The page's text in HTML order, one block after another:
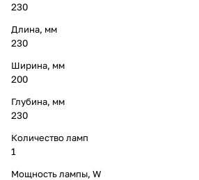
230
Длина, мм
230
Ширина, мм
200
Глубина, мм
230
Количество ламп
1
Мощность лампы, W